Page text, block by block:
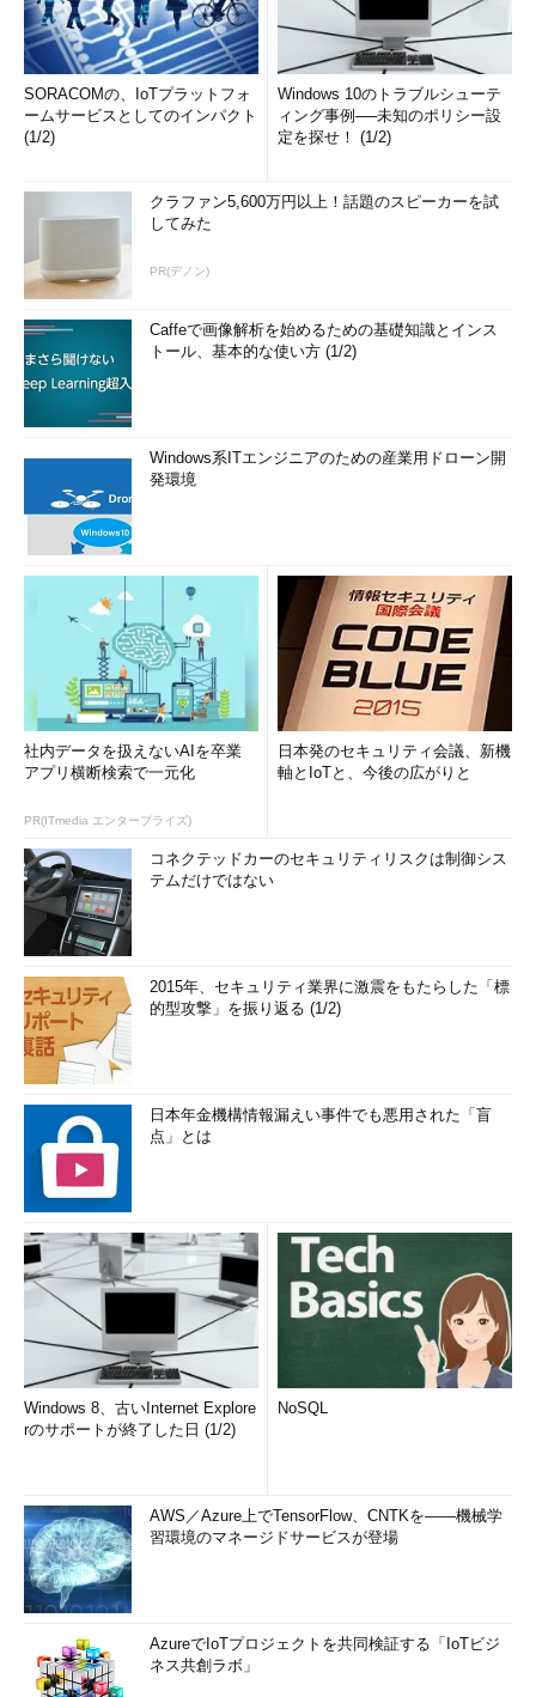
SORACOMの、IoTプラットフォ
ームサービスとしてのインパクト
(1/2)
Windows 10のトラブルシューテ
ィング事例──未知のポリシー設
定を探せ！ (1/2)
クラファン5,600万円以上！話題のスピーカーを試
してみた
PR(デノン)
Caffeで画像解析を始めるための基礎知識とインス
トール、基本的な使い方 (1/2)
Windows系ITエンジニアのための産業用ドローン開
発環境
社内データを扱えないAIを卒業
アプリ横断検索で一元化
PR(ITmedia エンタープライズ)
日本発のセキュリティ会議、新機
軸とIoTと、今後の広がりと
コネクテッドカーのセキュリティリスクは制御シス
テムだけではない
2015年、セキュリティ業界に激震をもたらした「標
的型攻撃」を振り返る (1/2)
日本年金機構情報漏えい事件でも悪用された「盲
点」とは
Windows 8、古いInternet Explore
rのサポートが終了した日 (1/2)
NoSQL
AWS／Azure上でTensorFlow、CNTKを――機械学
習環境のマネージドサービスが登場
AzureでIoTプロジェクトを共同検証する「IoTビジ
ネス共創ラボ」